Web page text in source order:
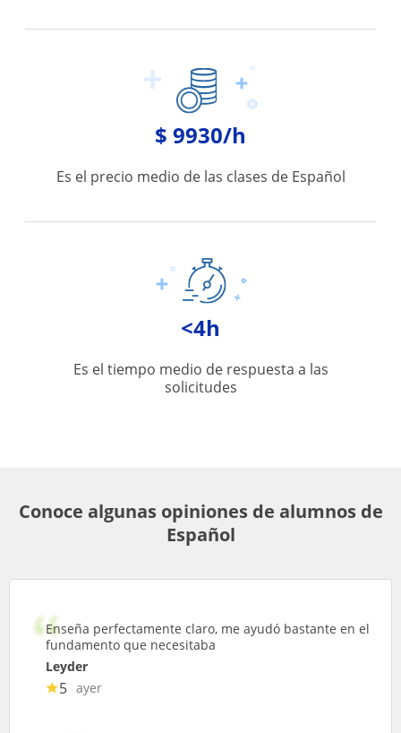
$ 9930/h
Es el precio medio de las clases de Español
<4h
Es el tiempo medio de respuesta a las
solicitudes
Conoce algunas opiniones de alumnos de
Español
Enseña perfectamente claro, me ayudó bastante en el
fundamento que necesitaba
Leyder
5 ayer